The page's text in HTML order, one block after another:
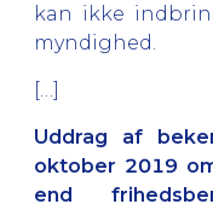
kan ikke
myndighed.
[…]
Uddrag af
oktober 2019
end